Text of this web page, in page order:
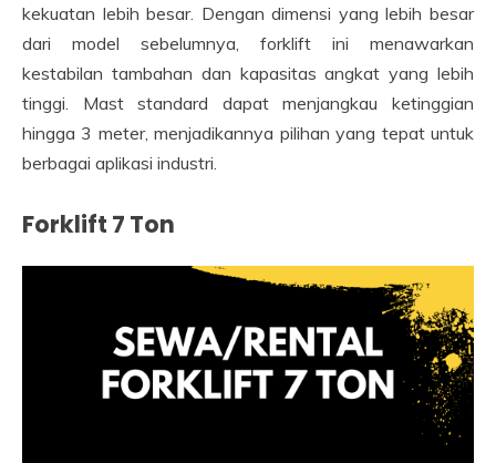
kekuatan lebih besar. Dengan dimensi yang lebih besar
dari model sebelumnya, forklift ini menawarkan
kestabilan tambahan dan kapasitas angkat yang lebih
tinggi. Mast standard dapat menjangkau ketinggian
hingga 3 meter, menjadikannya pilihan yang tepat untuk
berbagai aplikasi industri.
Forklift 7 Ton